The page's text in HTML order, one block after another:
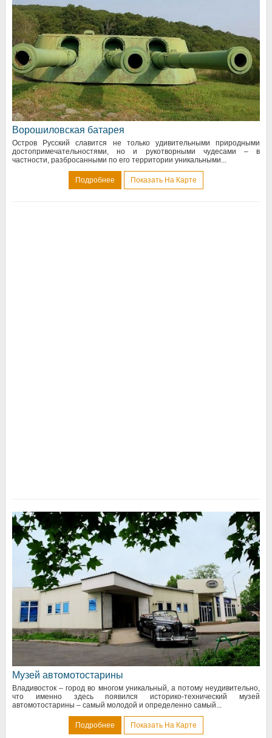
Ворошиловская батарея
Остров Русский славится не только удивительными природными
достопримечательностями, но и рукотворными чудесами – в
частности, разбросанными по его территории уникальными...
Подробнее Показать На Карте
Музей автомотостарины
Владивосток – город во многом уникальный, а потому неудивительно,
что именно здесь появился историко-технический музей
автомотостарины – самый молодой и определенно самый...
Подробнее Показать На Карте